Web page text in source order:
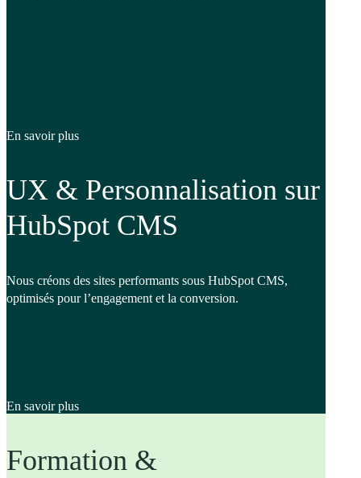
En savoir plus
UX & Personnalisation sur
HubSpot CMS
Nous créons des sites performants sous HubSpot CMS,
optimisés pour l’engagement et la conversion.
En savoir plus
Formation &